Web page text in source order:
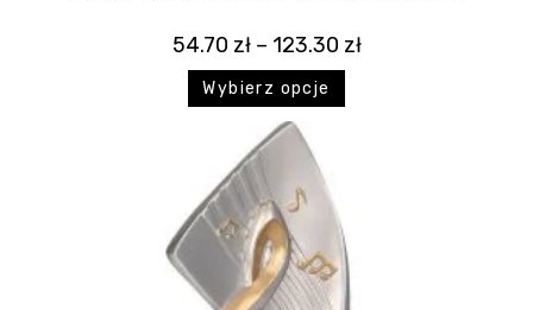
54.70 zł – 123.30 zł
Wybierz opcje